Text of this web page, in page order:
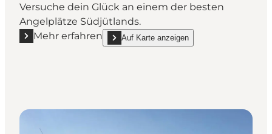
Versuche dein Glück an einem der besten
Angelplätze Südjütlands.
Mehr erfahren
Mehr erfahren "Angeln am Halk Campingplatz"
Auf Karte anzeigen
show Angeln am Halk Campingplatz on_map